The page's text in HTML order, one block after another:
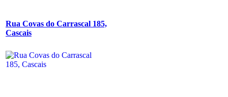
Rua Covas do Carrascal 185,
Cascais